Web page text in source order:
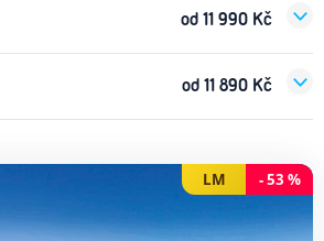
od 11 990 Kč
od 11 890 Kč
LM -53 %